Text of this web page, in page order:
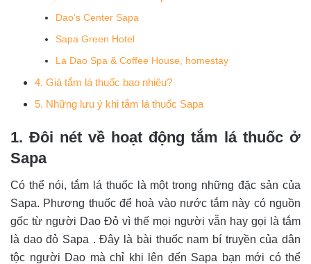
Dao’s Center Sapa
Sapa Green Hotel
La Dao Spa & Coffee House, homestay
4. Giá tắm lá thuốc bao nhiêu?
5. Những lưu ý khi tắm lá thuốc Sapa
1. Đôi nét về hoạt động tắm lá thuốc ở
Sapa
Có thể nói, tắm lá thuốc là một trong những đặc sản của
Sapa. Phương thuốc để hoà vào nước tắm này có nguồn
gốc từ người Dao Đỏ vì thế mọi người vẫn hay gọi là tắm
là dao đỏ Sapa . Đây là bài thuốc nam bí truyền của dân
tộc người Dao mà chỉ khi lên đến Sapa bạn mới có thể